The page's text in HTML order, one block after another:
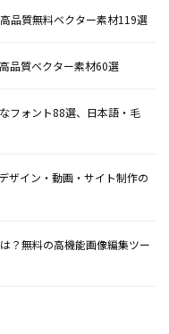
品質無料ベクター素材119選
品質ベクター素材60選
フォント88選、日本語・毛
ザイン・動画・サイト制作の
？無料の高機能画像編集ツー